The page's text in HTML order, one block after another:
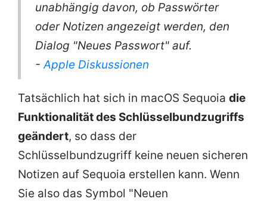
unabhängig davon, ob Passwörter
oder Notizen angezeigt werden, den
Dialog "Neues Passwort" auf.
-Apple Diskussionen
Tatsächlich hat sich in macOS Sequoia die
Funktionalität des Schlüsselbundzugriffs
geändert, so dass der
Schlüsselbundzugriff keine neuen sicheren
Notizen auf Sequoia erstellen kann. Wenn
Sie also das Symbol "Neuen